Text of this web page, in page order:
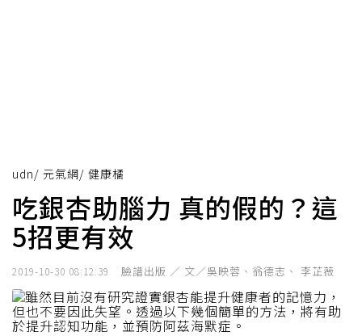
udn/ 元氣網/ 健康橘
吃銀杏助腦力 真的假的？這
5招更有效
2019-10-30 08:12:39 臉譜出版 ／ 文／吳映蓉、翁德志、 李芷薇